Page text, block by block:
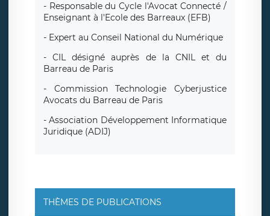
- Responsable du Cycle l'Avocat Connecté /
Enseignant à l'Ecole des Barreaux (EFB)
- Expert au Conseil National du Numérique
- CIL désigné auprès de la CNIL et du
Barreau de Paris
- Commission Technologie Cyberjustice
Avocats du Barreau de Paris
- Association Développement Informatique
Juridique (ADIJ)
THÈMES DE PUBLICATIONS